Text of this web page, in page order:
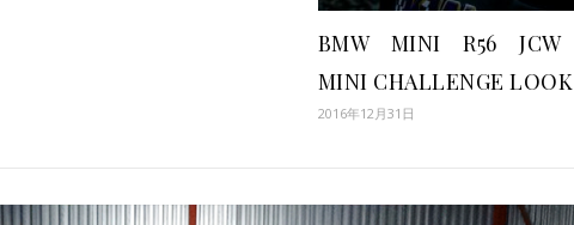
BMW MINI R56 JCW
MINI CHALLENGE LOOK
2016年12月31日